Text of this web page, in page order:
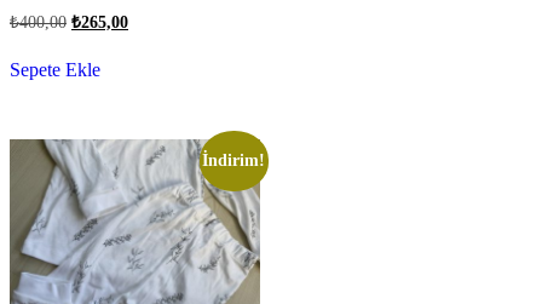
₺400,00 ₺265,00
Sepete Ekle
İndirim!